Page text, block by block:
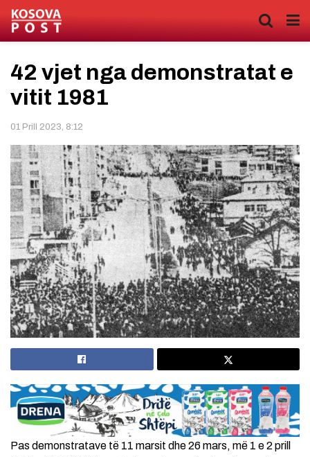
42 vjet nga demonstratat e
vitit 1981
01 Prill 2023, 8:12
Pas demonstratave të 11 marsit dhe 26 mars, më 1 e 2 prill